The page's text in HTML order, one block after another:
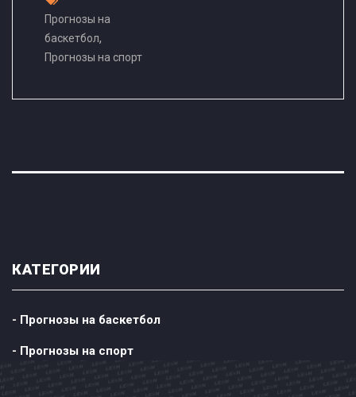
Прогнозы на
баскетбол,
Прогнозы на спорт
КАТЕГОРИИ
- Прогнозы на баскетбол
- Прогнозы на спорт